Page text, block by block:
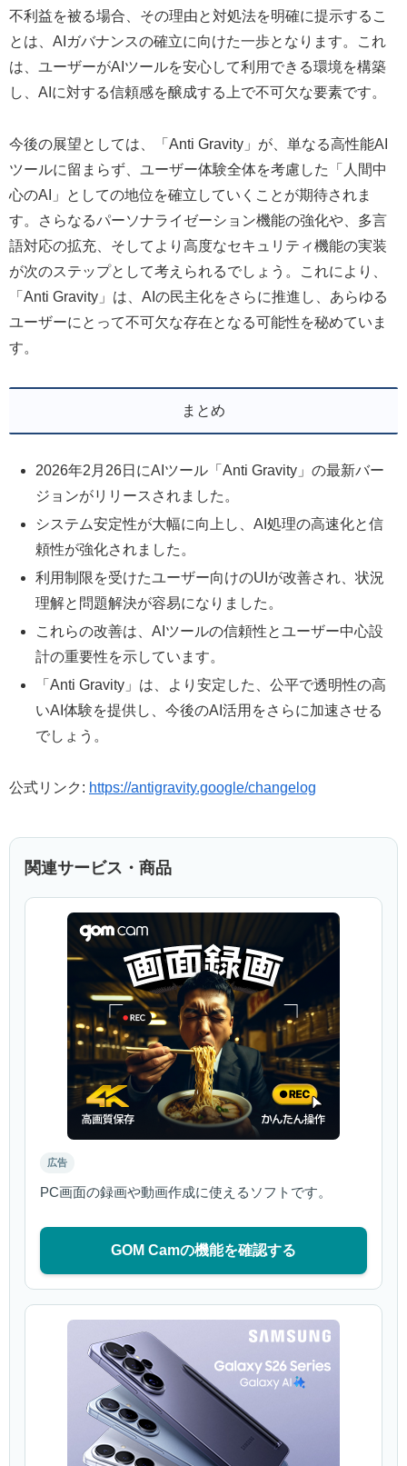
不利益を被る場合、その理由と対処法を明確に提示するこ
とは、AIガバナンスの確立に向けた一歩となります。これ
は、ユーザーがAIツールを安心して利用できる環境を構築
し、AIに対する信頼感を醸成する上で不可欠な要素です。
今後の展望としては、「Anti Gravity」が、単なる高性能AI
ツールに留まらず、ユーザー体験全体を考慮した「人間中
心のAI」としての地位を確立していくことが期待されま
す。さらなるパーソナライゼーション機能の強化や、多言
語対応の拡充、そしてより高度なセキュリティ機能の実装
が次のステップとして考えられるでしょう。これにより、
「Anti Gravity」は、AIの民主化をさらに推進し、あらゆる
ユーザーにとって不可欠な存在となる可能性を秘めていま
す。
まとめ
2026年2月26日にAIツール「Anti Gravity」の最新バー
ジョンがリリースされました。
システム安定性が大幅に向上し、AI処理の高速化と信
頼性が強化されました。
利用制限を受けたユーザー向けのUIが改善され、状況
理解と問題解決が容易になりました。
これらの改善は、AIツールの信頼性とユーザー中心設
計の重要性を示しています。
「Anti Gravity」は、より安定した、公平で透明性の高
いAI体験を提供し、今後のAI活用をさらに加速させる
でしょう。
公式リンク: https://antigravity.google/changelog
関連サービス・商品
広告
PC画面の録画や動画作成に使えるソフトです。
GOM Camの機能を確認する